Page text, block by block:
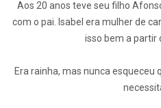
Aos 20 anos teve seu filho
com o pai. Isabel era mulher de
isso bem a partir
Era rainha, mas nunca